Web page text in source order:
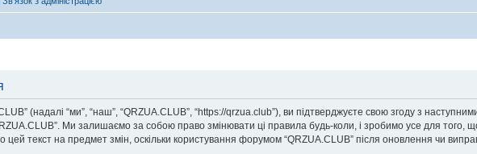
(надалі “ми”, “наш”, “QRZUA.CLUB”, “https://qrzua.club”), ви підтверджуєте свою згоду з
Ми залишаємо за собою право змінювати ці правила будь-коли, і зробимо усе для
цей текст на предмет змін, оскільки користування форумом “QRZUA.CLUB” після оновлення чи